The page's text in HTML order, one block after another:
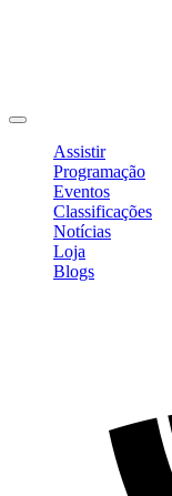
Assistir
Programação
Eventos
Classificações
Notícias
Loja
Blogs